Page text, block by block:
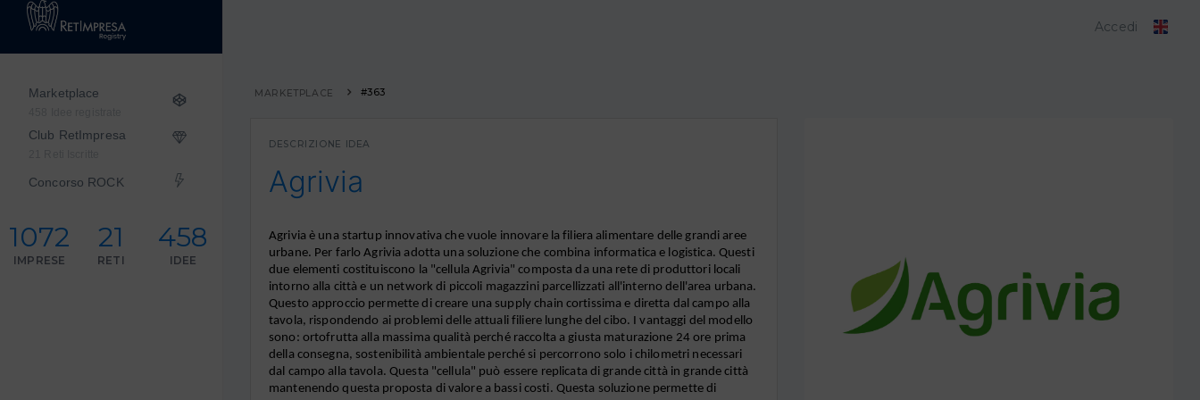
Marketplace
Club RetImpresa
Concorso ROCK
1072
IMPRESE
21
RETI
458
IDEE
Accedi
MARKETPLACE #363
DESCRIZIONE IDEA
Agrivia
Agrivia è una startup innovativa che vuole innovare la filiera alimentare delle grandi aree
urbane. Per farlo Agrivia adotta una soluzione che combina informatica e logistica. Questi
due elementi costituiscono la "cellula Agrivia" composta da una rete di produttori locali
intorno alla città e un network di piccoli magazzini parcellizzati all'interno dell'area urbana.
Questo approccio permette di creare una supply chain cortissima e diretta dal campo alla
tavola, rispondendo ai problemi delle attuali filiere lunghe del cibo. I vantaggi del modello
sono: ortofrutta alla massima qualità perché raccolta a giusta maturazione 24 ore prima
della consegna, sostenibilità ambientale perché si percorrono solo i chilometri necessari
dal campo alla tavola. Questa "cellula" può essere replicata di grande città in grande città
mantenendo questa proposta di valore a bassi costi. Questa soluzione permette di